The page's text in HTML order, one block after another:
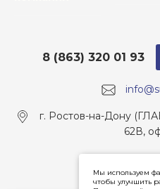
8 (863) 320 01 93
г. Ростов-на-Дону
62В,
Мы используем
чтобы улучшить